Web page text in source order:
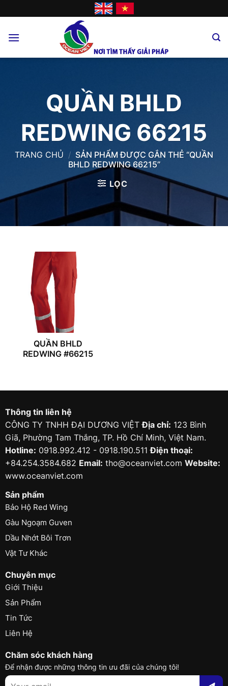
to
QUẦN BHLD
REDWING 66215
TRANG CHỦ / SẢN PHẨM ĐƯỢC GẮN THẺ “QUẦN
BHLD REDWING 66215”
LỌC
QUẦN BHLD
REDWING #66215
Thông tin liên hệ
CÔNG TY TNHH ĐẠI DƯƠNG VIỆTĐịa chỉ: 123 Bình
Giã, Phường Tam Thắng, TP. Hồ Chí Minh, Việt Nam.
Hotline: 0918.992.412 - 0918.190.511Điện thoại:
+84.254.3584.682 Email: tho@oceanviet.com Website:
www.oceanviet.com
Sản phẩm
Bảo Hộ Red Wing
Gàu Ngoạm Guven
Dầu Nhớt Bôi Trơn
Vật Tư Khác
Chuyên mục
Giới Thiệu
Sản Phẩm
Tin Tức
Liên Hệ
Chăm sóc khách hàng
Để nhận được những thông tin ưu đãi của chúng tôi!